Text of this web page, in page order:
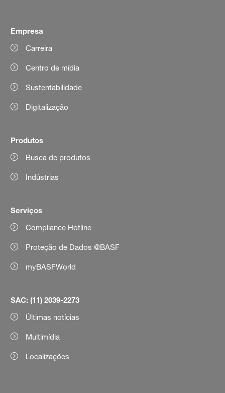
Empresa
Carreira
Centro de mídia
Sustentabilidade
Digitalização
Produtos
Busca de produtos
Indústrias
Serviços
Compliance Hotline
Proteção de Dados @BASF
myBASFWorld
SAC: (11) 2039-2273
Últimas notícias
Multimídia
Localizações